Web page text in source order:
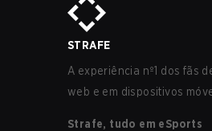
STRAFE
A experiência nº1 dos fãs
web e em dispositivos
Strafe, tudo em eSports